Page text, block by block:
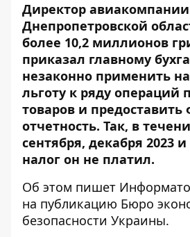
Директор
Днепропетровской
более 10,2 миллионов
приказал главному
незаконно применить
льготу к ряду операций
товаров и
отчетность. Так, в
сентября, декабря 2023
налог он не платил.
Об этом пишет
на публикацию Бюро
безопасности Украины.